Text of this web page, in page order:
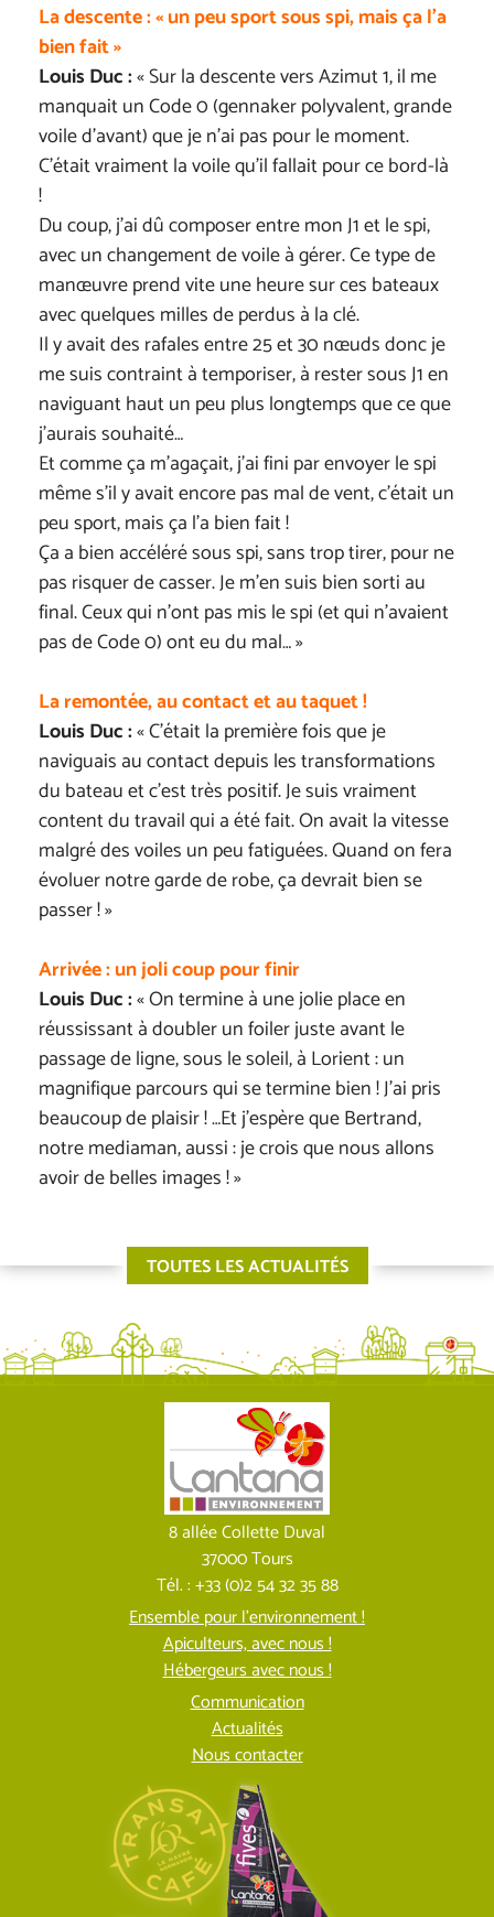
La descente : « un peu sport sous spi, mais ça l’a
bien fait »
Louis Duc :« Sur la descente vers Azimut 1, il me
manquait un Code 0 (gennaker polyvalent, grande
voile d’avant) que je n’ai pas pour le moment.
C’était vraiment la voile qu’il fallait pour ce bord-là
!
Du coup, j’ai dû composer entre mon J1 et le spi,
avec un changement de voile à gérer. Ce type de
manœuvre prend vite une heure sur ces bateaux
avec quelques milles de perdus à la clé.
Il y avait des rafales entre 25 et 30 nœuds donc je
me suis contraint à temporiser, à rester sous J1 en
naviguant haut un peu plus longtemps que ce que
j’aurais souhaité…
Et comme ça m’agaçait, j’ai fini par envoyer le spi
même s’il y avait encore pas mal de vent, c’était un
peu sport, mais ça l’a bien fait !
Ça a bien accéléré sous spi, sans trop tirer, pour ne
pas risquer de casser. Je m’en suis bien sorti au
final. Ceux qui n’ont pas mis le spi (et qui n’avaient
pas de Code 0) ont eu du mal… »
La remontée, au contact et au taquet !
Louis Duc :« C’était la première fois que je
naviguais au contact depuis les transformations
du bateau et c’est très positif. Je suis vraiment
content du travail qui a été fait. On avait la vitesse
malgré des voiles un peu fatiguées. Quand on fera
évoluer notre garde de robe, ça devrait bien se
passer ! »
Arrivée : un joli coup pour finir
Louis Duc :« On termine à une jolie place en
réussissant à doubler un foiler juste avant le
passage de ligne, sous le soleil, à Lorient : un
magnifique parcours qui se termine bien ! J’ai pris
beaucoup de plaisir ! …Et j’espère que Bertrand,
notre mediaman, aussi : je crois que nous allons
avoir de belles images ! »
TOUTES LES ACTUALITÉS
8 allée Collette Duval
37000 Tours
Tél. : +33 (0)2 54 32 35 88
Ensemble pour l’environnement !
Apiculteurs, avec nous !
Hébergeurs avec nous !
Communication
Actualités
Nous contacter